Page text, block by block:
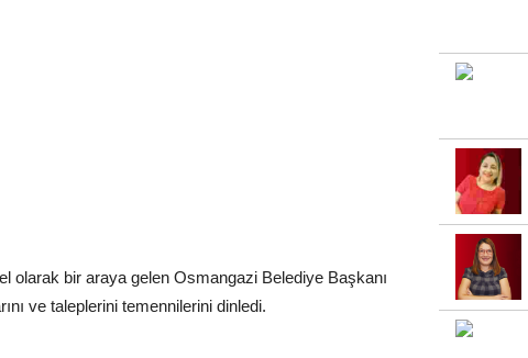
olarak bir araya gelen Osmangazi Belediye Başkanı
ve taleplerini temennilerini dinledi.